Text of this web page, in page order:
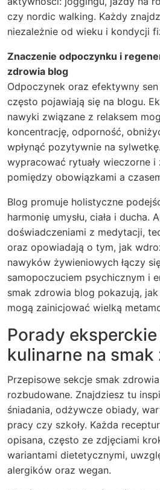
czy nordic walking. Każdy
niezależnie od wieku i kondycji
Znaczenie odpoczynku i
zdrowia blog
Odpoczynek oraz efektywny
często pojawiają się na blogu.
nawyki związane z relaksem
koncentrację, odporność,
wpłynąć pozytywnie na
wypracować rytuały wieczorne i
pomiędzy obowiązkami a
Blog promuje holistyczne
harmonię umysłu, ciała i ducha.
doświadczeniami z medytacji,
oraz opowiadają o tym, jak
nawyków żywieniowych łączy
samopoczuciem psychicznym i
smak zdrowia blog pokazują,
mogą zainicjować wielką
Porady
kulinarne na
Przepisowe sekcje smak
rozbudowane. Znajdziesz tu
śniadania, odżywcze obiady,
pracy czy szkoły. Każda
opisana, często ze zdjęciami
wariantami dietetycznymi,
alergików oraz wegan.